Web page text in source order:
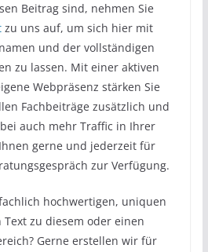
Beitrag sind, nehmen Sie
zu uns auf, um sich hier mit
und der vollständigen
zu lassen. Mit einer aktiven
Webpräsenz stärken Sie
Fachbeiträge zusätzlich und
auch mehr Traffic in Ihrer
gerne und jederzeit für
zur Verfügung.
hochwertigen, uniquen
zu diesem oder einen
Gerne erstellen wir für